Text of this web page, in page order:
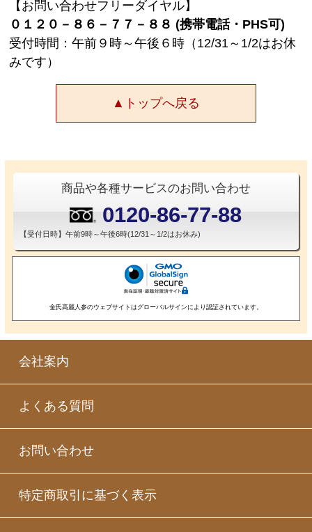
【お問い合わせフリーダイヤル】
０１２０－８６－７７－８８ (携帯電話・PHS可)
受付時間：午前９時～午後６時（12/31～1/2はお休
みです）
▲トップへ戻る
商品や各種サービスのお問い合わせ
0120-86-77-88
【受付日時】午前9時～午後6時(12/31～1/2はお休み)
金氏高麗人参のウェブサイトはグローバルサインにより認証されています。
会社案内
よくある質問
お問い合わせ
特定商取引に基づく表示